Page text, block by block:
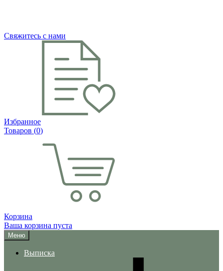
Свяжитесь с нами
Избранное
Товаров (0)
Корзина
Ваша корзина пуста
Меню
Выписка